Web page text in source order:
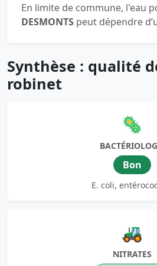
En limite de commune, l'eau
DESMONTS peut dépendre
Synthèse : qualité
robinet
🦠
Bon
E. coli,
🚜
NITRATES